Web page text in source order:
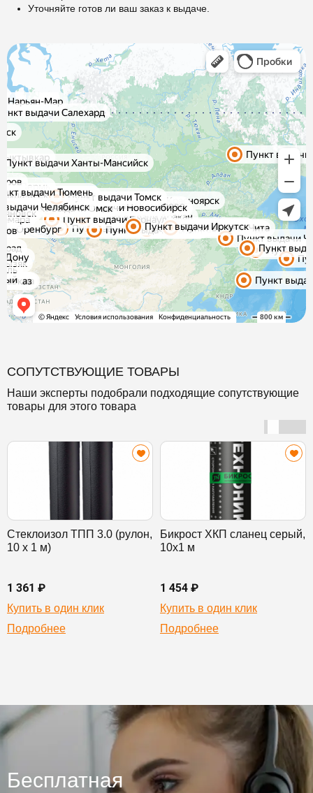
Уточняйте готов ли ваш заказ к выдаче.
СОПУТСТВУЮЩИЕ ТОВАРЫ
Наши эксперты подобрали подходящие сопутствующие
товары для этого товара
Стеклоизол ТПП 3.0 (рулон,
10 х 1 м)
1 361 ₽
Купить в один клик
Подробнее
Бикрост ХКП сланец серый,
10х1 м
1 454 ₽
Купить в один клик
Подробнее
Бесплатная